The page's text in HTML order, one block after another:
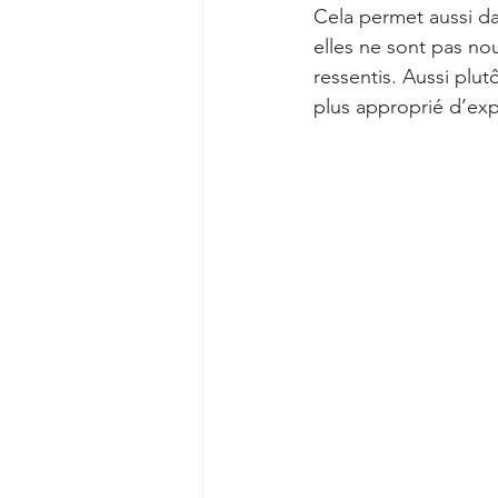
Cela permet aussi
elles ne sont pas
ressentis. Aussi
plus approprié